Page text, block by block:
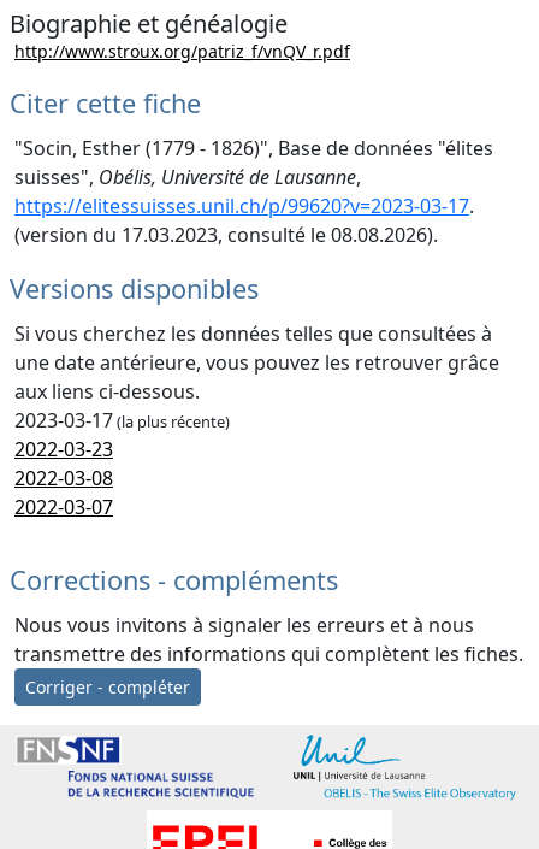
Biographie et généalogie
http://www.stroux.org/patriz_f/vnQV_r.pdf
Citer cette fiche
"Socin, Esther (1779 - 1826)", Base de données "élites
suisses", Obélis, Université de Lausanne,
https://elitessuisses.unil.ch/p/99620?v=2023-03-17.
(version du 17.03.2023, consulté le 08.08.2026).
Versions disponibles
Si vous cherchez les données telles que consultées à
une date antérieure, vous pouvez les retrouver grâce
aux liens ci-dessous.
2023-03-17(la plus récente)
2022-03-23
2022-03-08
2022-03-07
Corrections - compléments
Nous vous invitons à signaler les erreurs et à nous
transmettre des informations qui complètent les fiches.
Corriger - compléter